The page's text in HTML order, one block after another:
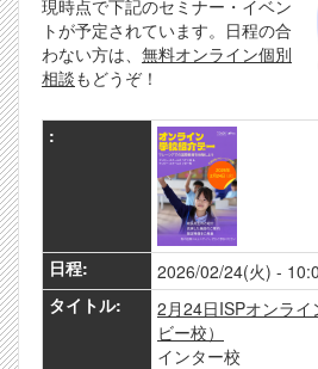
現時点で下記のセミナー・イベン
トが予定されています。日程の合
わない方は、 無料オンライン個別
相談もどうぞ！
2026/02/24(火) -
2月24日ISPオンラ
ビー校）
インター校